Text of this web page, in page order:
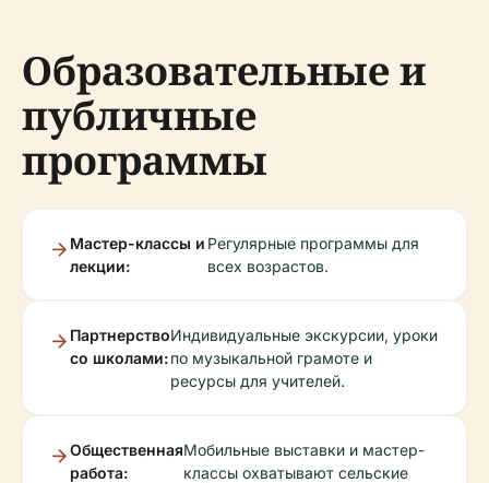
Образовательные и
публичные
программы
Мастер-классы и
лекции:
Регулярные программы для
всех возрастов.
Партнерство
со школами:
Индивидуальные экскурсии, уроки
по музыкальной грамоте и
ресурсы для учителей.
Общественная
работа:
Мобильные выставки и мастер-
классы охватывают сельские